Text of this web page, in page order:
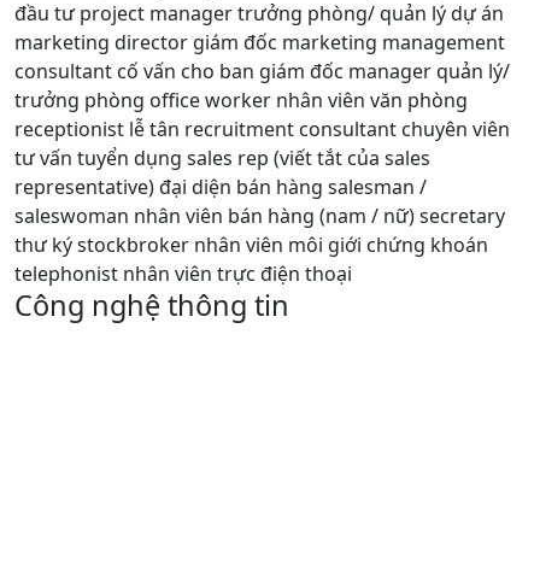
đầu tư project manager trưởng phòng/ quản lý dự án
marketing director giám đốc marketing management
consultant cố vấn cho ban giám đốc manager quản lý/
trưởng phòng office worker nhân viên văn phòng
receptionist lễ tân recruitment consultant chuyên viên
tư vấn tuyển dụng sales rep (viết tắt của sales
representative) đại diện bán hàng salesman /
saleswoman nhân viên bán hàng (nam / nữ) secretary
thư ký stockbroker nhân viên môi giới chứng khoán
telephonist nhân viên trực điện thoại
Công nghệ thông tin